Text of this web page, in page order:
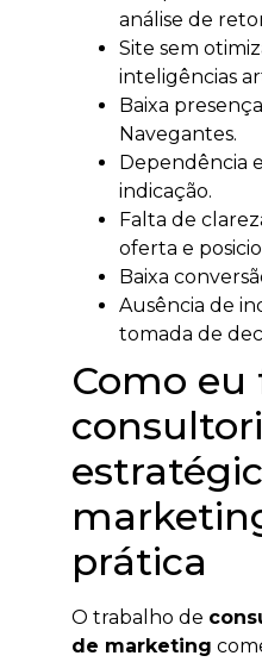
análise de
Site sem
inteligências
Baixa
Navegantes.
Dependência
indicação.
Falta de
oferta e
Baixa
Ausência de
tomada de
Como eu
prática
O trabalho de
de marketing